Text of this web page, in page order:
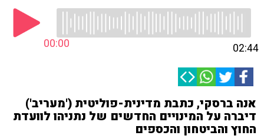
00:00 02:44
אנה ברסקי, כתבת מדינית-פוליטית ('מעריב')
דיברה על המינויים החדשים של נתניהו לוועדת
החוץ והביטחון והכספים